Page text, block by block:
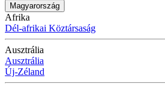
Magyarország
Afrika
Dél-afrikai Köztársaság
Ausztrália
Ausztrália
Új-Zéland